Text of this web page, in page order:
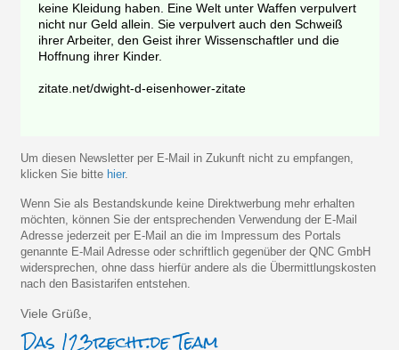
keine Kleidung haben. Eine Welt unter Waffen verpulvert
nicht nur Geld allein. Sie verpulvert auch den Schweiß
ihrer Arbeiter, den Geist ihrer Wissenschaftler und die
Hoffnung ihrer Kinder.
zitate.net/dwight-d-eisenhower-zitate
Um diesen Newsletter per E-Mail in Zukunft nicht zu empfangen,
klicken Sie bitte hier.
Wenn Sie als Bestandskunde keine Direktwerbung mehr erhalten
möchten, können Sie der entsprechenden Verwendung der E-Mail
Adresse jederzeit per E-Mail an die im Impressum des Portals
genannte E-Mail Adresse oder schriftlich gegenüber der QNC GmbH
widersprechen, ohne dass hierfür andere als die Übermittlungskosten
nach den Basistarifen entstehen.
Viele Grüße,